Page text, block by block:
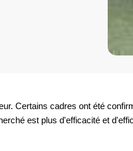
Certains cadres ont été
est plus d'efficacité et